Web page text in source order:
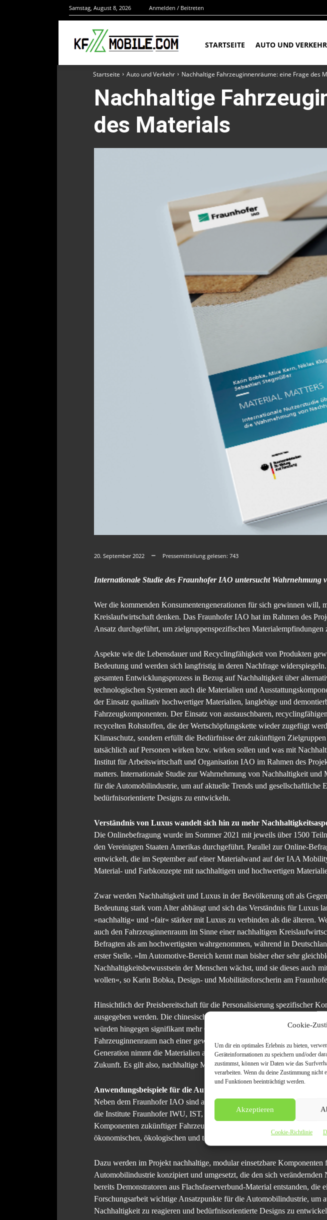
Cookie-
Um dir ein optimales Erlebnis zu bieten,
Geräteinformationen zu speichern und/oder
zustimmst, können wir Daten wie das
verarbeiten. Wenn du deine Zustimmung nicht
und Funktionen beeinträchtigt werden.
Akzeptieren
Cookie-Richtlinie
Samstag, August 8, 2026 Anmelden / Beitreten
STARTSEITE AUTO UND VERKEHR
Startseite Auto und Verkehr Nachhaltige Fahrzeuginnenräume: eine Frage des
Nachhaltige
des Materials
20. September 2022 Pressemitteilung gelesen: 743
Internationale Studie des Fraunhofer IAO untersucht Wahrnehmung
Wer die kommenden Konsumentengenerationen für sich gewinnen will,
Kreislaufwirtschaft denken. Das Fraunhofer IAO hat im Rahmen des
Ansatz durchgeführt, um zielgruppenspezifischen
Aspekte wie die Lebensdauer und Recyclingfähigkeit von Produkten
Bedeutung und werden sich langfristig in deren Nachfrage
gesamten Entwicklungsprozess in Bezug auf Nachhaltigkeit über
technologischen Systemen auch die Materialien und
der Einsatz qualitativ hochwertiger Materialien, langlebige und
Fahrzeugkomponenten. Der Einsatz von austauschbaren,
recycelten Rohstoffen, die der Wertschöpfungskette wieder zugefügt
Klimaschutz, sondern erfüllt die Bedürfnisse der zukünftigen
tatsächlich auf Personen wirken bzw. wirken sollen und was mit
Institut für Arbeitswirtschaft und Organisation IAO im Rahmen des
matters. Internationale Studie zur Wahrnehmung von Nachhaltigkeit
für die Automobilindustrie, um auf aktuelle Trends und
bedürfnisorientierte Designs zu entwickeln.
Verständnis von Luxus wandelt sich hin zu mehr
Die Onlinebefragung wurde im Sommer 2021 mit jeweils über 1500
den Vereinigten Staaten Amerikas durchgeführt. Parallel zur Online-
entwickelt, die im September auf einer Materialwand auf der IAA
Material- und Farbkonzepte mit nachhaltigen und hochwertigen
Zwar werden Nachhaltigkeit und Luxus in der Bevölkerung oft als
Bedeutung stark vom Alter abhängt und sich das Verständnis für Luxus
»nachhaltig« und »fair« stärker mit Luxus zu verbinden als die älteren.
auch den Fahrzeuginnenraum im Sinne einer nachhaltigen
Befragten als am hochwertigsten wahrgenommen, während in
erster Stelle. »Im Automotive-Bereich kennt man bisher eher sehr
Nachhaltigkeitsbewusstsein der Menschen wächst, und sie dieses auch
wollen«, so Karin Bobka, Design- und Mobilitätsforscherin am
Hinsichtlich der Preisbereitschaft für die Personalisierung spezifischer
ausgegeben werden. Die chinesischen Teilnehmenden würde hierbei
würden hingegen signifikant mehr Geld für die Integration nachhaltiger
Fahrzeuginnenraum nach einer gewissen Zeit auszutauschen oder
Generation nimmt die Materialien anders wahr – und stellt damit
Zukunft. Es gilt also, nachhaltige Materialien mit einem
Anwendungsbeispiele für die Automobilindustrie
Neben dem Fraunhofer IAO sind auch die vier Mitglieder des
die Institute Fraunhofer IWU, IST, IFAM und WKI. Ziel des Projekts ist
Komponenten zukünftiger Fahrzeuggenerationen unter
ökonomischen, ökologischen und technologischen Bewertung im
Dazu werden im Projekt nachhaltige, modular einsetzbare
Automobilindustrie konzipiert und umgesetzt, die den sich
bereits Demonstratoren aus Flachsfaserverbund-Material entstanden,
Forschungsarbeit wichtige Ansatzpunkte für die Automobilindustrie,
Nachhaltigkeit zu reagieren und bedürfnisorientierte Designs zu